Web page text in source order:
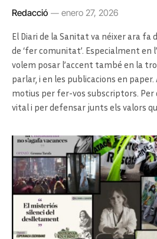
Redacció enero 27, 2026
El Diari de la Sanitat va néixer ara fa
de ‘fer comunitat’. Especialment en
volem posar l’accent també en la
parlar, i en les publicacions en
motius per fer-vos subscriptors.
vital i per defensar junts els valors